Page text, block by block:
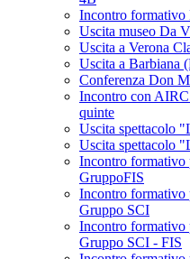
Incontro formativo
Uscita museo Da
Uscita a Verona
Uscita a Barbiana
Conferenza Don
Incontro con
quinte
Uscita spettacolo
Uscita spettacolo
Incontro formativo
GruppoFIS
Incontro formativo
Gruppo SCI
Incontro formativo
Gruppo SCI - FIS